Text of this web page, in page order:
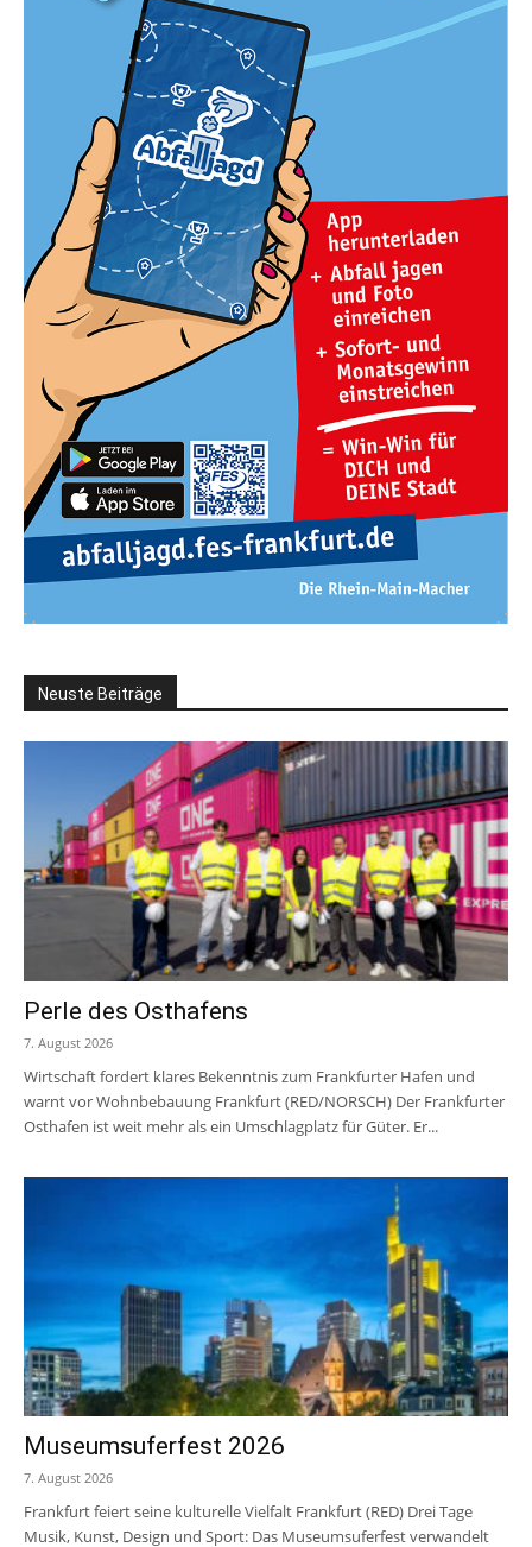
Neuste Beiträge
Perle des Osthafens
7. August 2026
Wirtschaft fordert klares Bekenntnis zum Frankfurter Hafen und
warnt vor Wohnbebauung Frankfurt (RED/NORSCH) Der Frankfurter
Osthafen ist weit mehr als ein Umschlagplatz für Güter. Er...
Museumsuferfest 2026
7. August 2026
Frankfurt feiert seine kulturelle Vielfalt Frankfurt (RED) Drei Tage
Musik, Kunst, Design und Sport: Das Museumsuferfest verwandelt